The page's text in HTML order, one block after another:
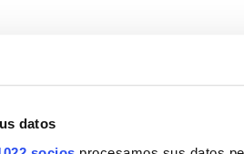
datos
por combustible